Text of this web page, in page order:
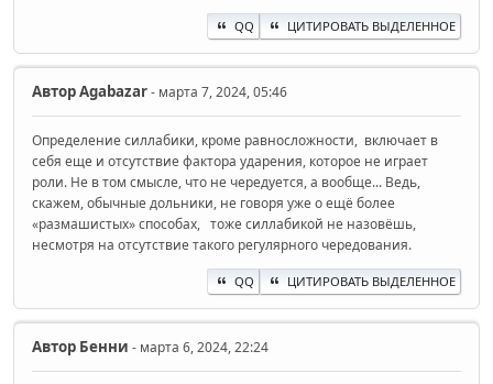
QQ ЦИТИРОВАТЬ ВЫДЕЛЕННОЕ
АвторAgabazar- марта 7, 2024, 05:46
Определение силлабики, кроме равносложности, включает в
себя еще и отсутствие фактора ударения, которое не играет
роли. Не в том смысле, что не чередуется, а вообще... Ведь,
скажем, обычные дольники, не говоря уже о ещё более
«размашистых» способах, тоже силлабикой не назовёшь,
несмотря на отсутствие такого регулярного чередования.
QQ ЦИТИРОВАТЬ ВЫДЕЛЕННОЕ
Автор Бенни - марта 6, 2024, 22:24